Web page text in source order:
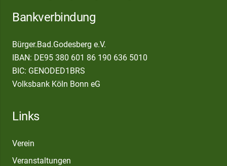
Bankverbindung
Bürger.Bad.Godesberg e.V.
IBAN: DE95 380 601 86 190 636 5010
BIC: GENODED1BRS
Volksbank Köln Bonn eG
Links
Verein
Veranstaltungen